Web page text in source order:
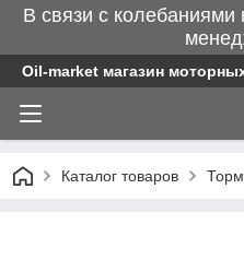
В связи с колебаниями
Oil-market магазин
Каталог товаров